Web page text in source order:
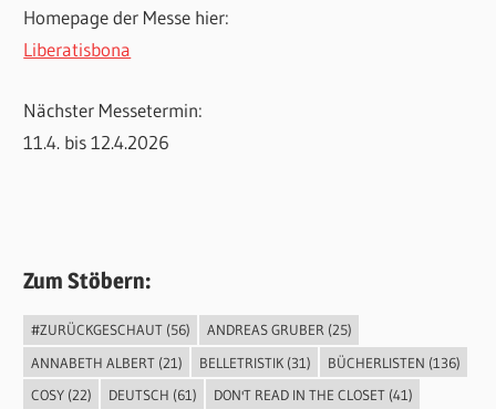
Homepage der Messe hier:
Liberatisbona
Nächster Messetermin:
11.4. bis 12.4.2026
Zum Stöbern:
#ZURÜCKGESCHAUT(56) ANDREAS GRUBER(25)
ANNABETH ALBERT(21) BELLETRISTIK(31) BÜCHERLISTEN (136)
COSY(22) DEUTSCH (61) DON'T READ IN THE CLOSET(41)